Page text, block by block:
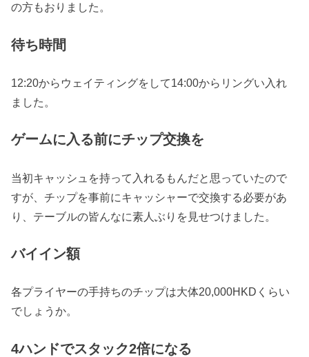
の方もおりました。
待ち時間
12:20からウェイティングをして14:00からリングい入れ
ました。
ゲームに入る前にチップ交換を
当初キャッシュを持って入れるもんだと思っていたので
すが、チップを事前にキャッシャーで交換する必要があ
り、テーブルの皆んなに素人ぶりを見せつけました。
バイイン額
各プライヤーの手持ちのチップは大体20,000HKDくらい
でしょうか。
4ハンドでスタック2倍になる